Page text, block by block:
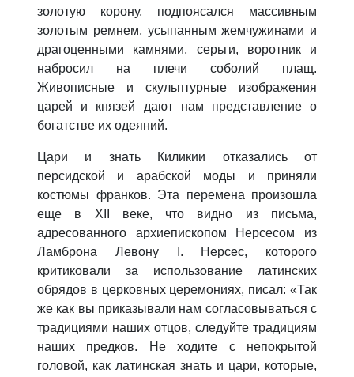
золотую корону, подпоясался массивным
золотым ремнем, усыпанным жемчужинами и
драгоценными камнями, серьги, воротник и
набросил на плечи соболий плащ.
Живописные и скульптурные изображения
царей и князей дают нам представление о
богатстве их одеяний.
Цари и знать Киликии отказались от
персидской и арабской моды и приняли
костюмы франков. Эта перемена произошла
еще в XII веке, что видно из письма,
адресованного архиепископом Нерсесом из
Ламброна Левону I. Нерсес, которого
критиковали за использование латинских
обрядов в церковных церемониях, писал: «Так
же как вы приказывали нам согласовываться с
традициями наших отцов, следуйте традициям
наших предков. Не ходите с непокрытой
головой, как латинская знать и цари, которые,